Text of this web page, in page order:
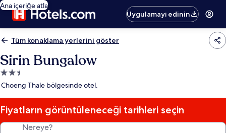
Ana içeriğe atla
Uygulamayı edinin
Tüm konaklama yerlerini göster
Sirin Bungalow
2.5
yıldızlı
yeri
Choeng Thale bölgesinde otel.
Fiyatların görüntüleneceği tarihleri seçin
Nereye?